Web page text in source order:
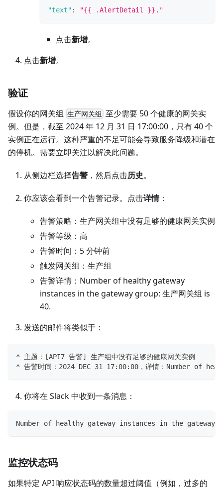
"text" : "{{ .AlertDetail }}."
点击新增。
点击新增。
验证
假设你的网关组 生产网关组 至少需要 50 个健康的网关实
例。但是，截至 2024 年 12 月 31 日 17:00:00，只有 40 个
实例正在运行。这种严重的不足可能会导致服务降级和潜在
的停机。需要立即关注以解决此问题。
从侧边栏选择告警 ，然后点击历史。
你应该会看到一个告警记录。点击详情：
告警策略：生产网关组中没有足够的健康网关实例
告警等级：高
告警时间：5 分钟前
触发网关组：生产组
告警详情：Number of healthy gateway
instances in the gateway group: 生产网关组 is
40.
发送的邮件将类似于：
* 主题：[API7 告警] 生产组中没有足够的健康网关实例
* 告警时间：2024 DEC 31 17:00:00，详情：Number of
你将在 Slack 中收到一条消息：
Number of healthy gateway instances in the gateway
监控状态码
如果特定 API 响应状态码的数量超过阈值（例如，过多的